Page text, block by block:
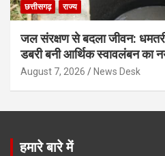
छत्तीसगढ़ राज्य
जल संरक्षण से बदला जीवन:
डबरी बनी आर्थिक स्वावलंबन का
August 7, 2026 News Desk
हमारे बारे में